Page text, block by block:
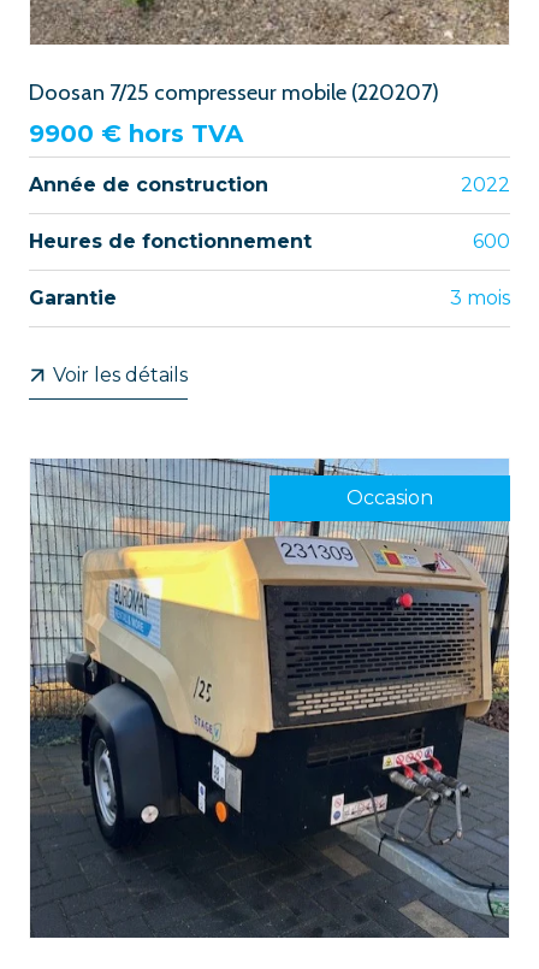
Doosan 7/25 compresseur mobile (220207)
9900 € hors TVA
Année de construction 2022
Heures de fonctionnement 600
Garantie 3 mois
Voir les détails
Occasion